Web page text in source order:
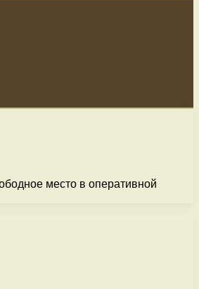
место в оперативной